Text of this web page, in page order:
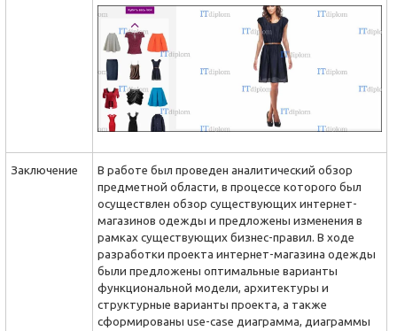
Заключение
В работе был проведен аналитический обзор
предметной области, в процессе которого был
осуществлен обзор существующих интернет-
магазинов одежды и предложены изменения в
рамках существующих бизнес-правил. В ходе
разра­ботки проекта интернет-магазина одежды
были предложены оптимальные варианты
функцио­нальной модели, архитектуры и
структурные варианты проекта, а также
сформированы use-case диаграмма, диаграммы